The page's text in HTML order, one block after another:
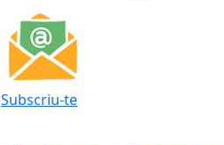
Subscriu-te